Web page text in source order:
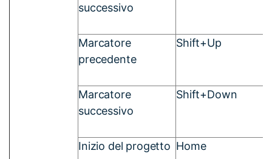
successivo
Marcatore
precedente
Shift+Up
Marcatore
successivo
Shift+Down
Inizio del progetto Home